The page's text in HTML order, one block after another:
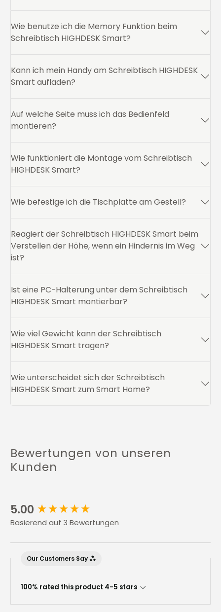
Wie benutze ich die Memory Funktion beim
Schreibtisch HIGHDESK Smart?
Kann ich mein Handy am Schreibtisch HIGHDESK
Smart aufladen?
Auf welche Seite muss ich das Bedienfeld
montieren?
Wie funktioniert die Montage vom Schreibtisch
HIGHDESK Smart?
Wie befestige ich die Tischplatte am Gestell?
Reagiert der Schreibtisch HIGHDESK Smart beim
Verstellen der Höhe, wenn ein Hindernis im Weg
ist?
Ist eine PC-Halterung unter dem Schreibtisch
HIGHDESK Smart montierbar?
Wie viel Gewicht kann der Schreibtisch
HIGHDESK Smart tragen?
Wie unterscheidet sich der Schreibtisch
HIGHDESK Smart zum Smart Home?
Bewertungen von unseren
Kunden
5.00
Basierend auf 3 Bewertungen
Our Customers Say
100% rated this product 4-5 stars
New content loaded